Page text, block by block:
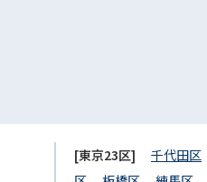
[東京23区] 千代田区